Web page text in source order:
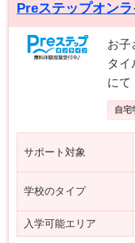
Preステップオン
お子
タイ
にて
自宅
サポート対象
学校のタイプ
入学可能エリア